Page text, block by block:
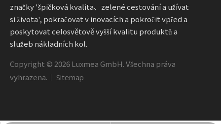
značky 'špičková kvalita、zelené cestování a užívat
si života', pokračovat v inovacích a pokročit vpřed a
poskytovat celosvětově vyšší kvalitu produktů a
služeb nákladních kol.
Copyright © 2026Luxmea GmbH. Všechna práva
vyhrazena.｜ Sitemap